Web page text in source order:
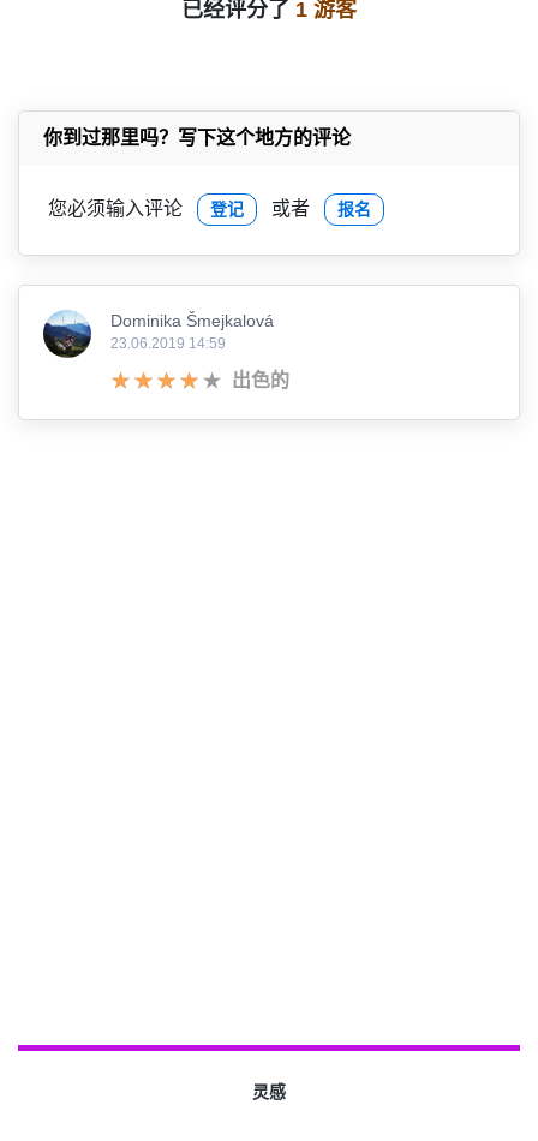
已经评分了 1 游客
你到过那里吗？写下这个地方的评论
您必须输入评论 登记 或者 报名
Dominika Šmejkalová
23.06.2019 14:59
出色的
灵感